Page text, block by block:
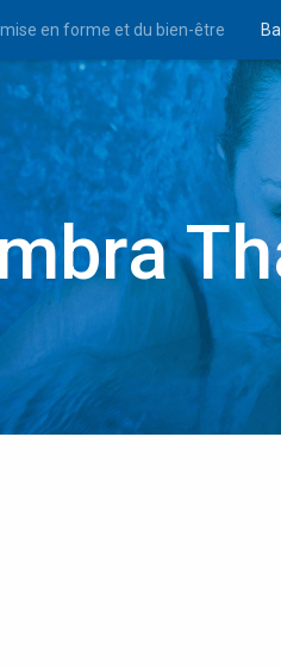
en forme et du bien-être